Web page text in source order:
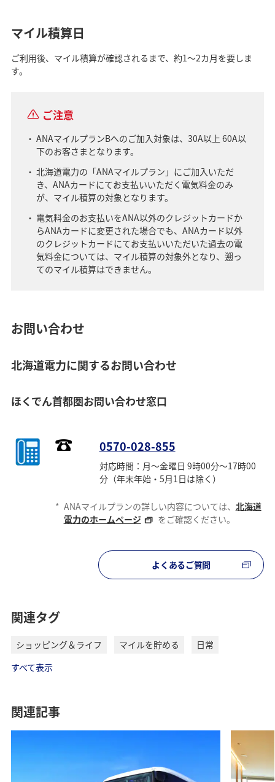
マイル積算日
ご利用後、マイル積算が確認されるまで、約1～2カ月を要しま
す。
ご注意
ANAマイルプランBへのご加入対象は、30A以上 60A以
下のお客さまとなります。
北海道電力の「ANAマイルプラン」にご加入いただ
き、ANAカードにてお支払いいただく電気料金のみ
が、マイル積算の対象となります。
電気料金のお支払いをANA以外のクレジットカードか
らANAカードに変更された場合でも、ANAカード以外
のクレジットカードにてお支払いいただいた過去の電
気料金については、マイル積算の対象外となり、遡っ
てのマイル積算はできません。
お問い合わせ
北海道電力に関するお問い合わせ
ほくでん首都圏お問い合わせ窓口
0570-028-855
対応時間：月～金曜日 9時00分～17時00
分（年末年始・5月1日は除く）
* ANAマイルプランの詳しい内容については、 北海道
電力のホームページ
をご確認ください。
よくあるご質問
関連タグ
ショッピング＆ライフ マイルを貯める
日常
すべて表示
関連記事